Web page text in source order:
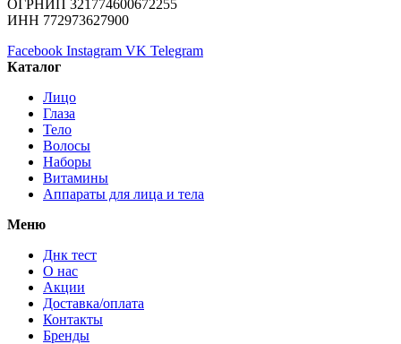
ОГРНИП 321774600672255
ИНН 772973627900
Facebook Instagram VK Telegram
Каталог
Лицо
Глаза
Тело
Волосы
Наборы
Витамины
Аппараты для лица и тела
Меню
Днк тест
О нас
Акции
Доставка/оплата
Контакты
Бренды